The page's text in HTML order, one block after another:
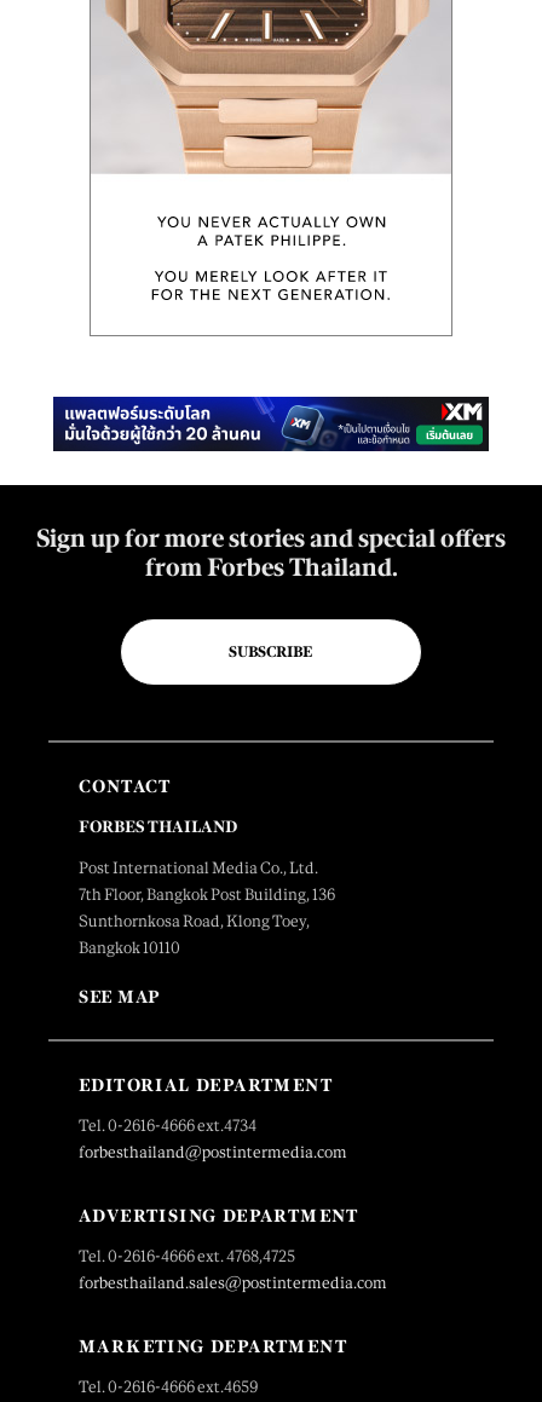
Sign up for more stories and special offers
from Forbes Thailand.
SUBSCRIBE
CONTACT
FORBES THAILAND
Post International Media Co., Ltd.
7th Floor, Bangkok Post Building, 136
Sunthornkosa Road, Klong Toey,
Bangkok 10110
SEE MAP
EDITORIAL DEPARTMENT
Tel. 0-2616-4666 ext.4734
forbesthailand@postintermedia.com
ADVERTISING DEPARTMENT
Tel. 0-2616-4666 ext. 4768,4725
forbesthailand.sales@postintermedia.com
MARKETING DEPARTMENT
Tel. 0-2616-4666 ext.4659